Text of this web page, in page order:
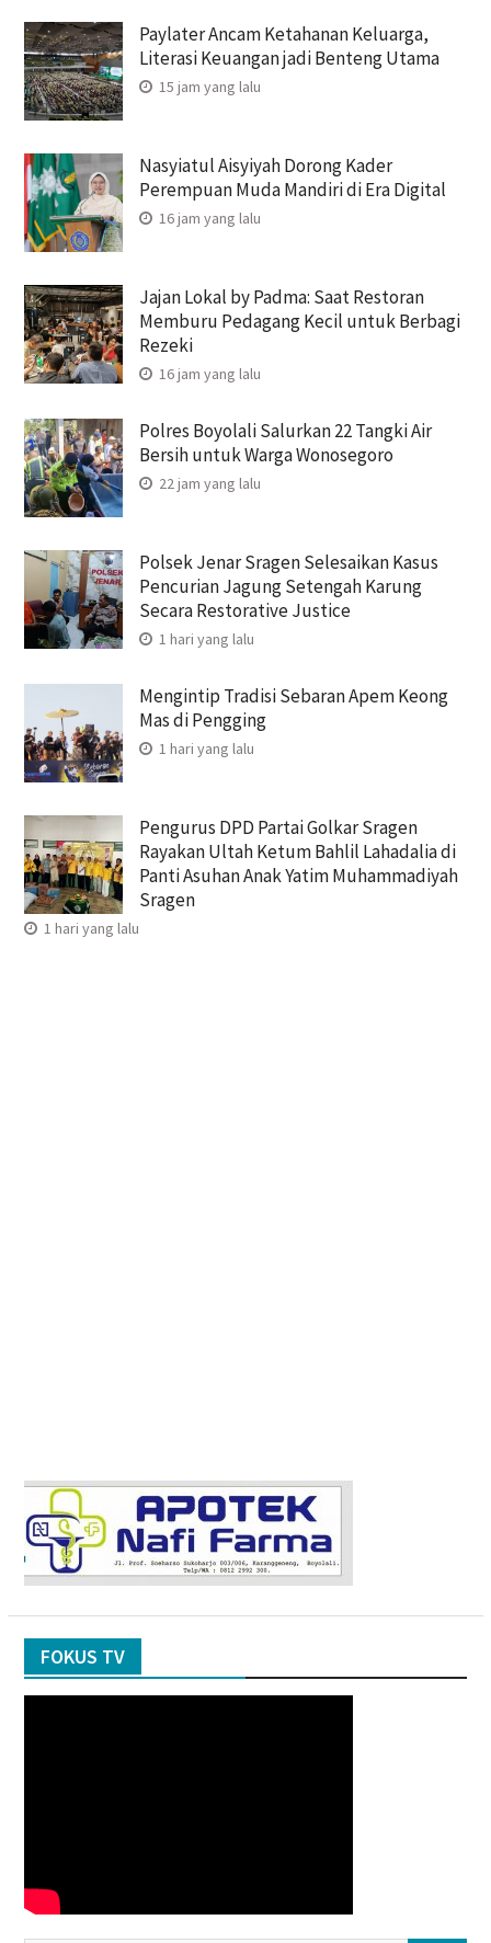
Paylater Ancam Ketahanan Keluarga,
Literasi Keuangan jadi Benteng Utama
15 jam yang lalu
Nasyiatul Aisyiyah Dorong Kader
Perempuan Muda Mandiri di Era Digital
16 jam yang lalu
Jajan Lokal by Padma: Saat Restoran
Memburu Pedagang Kecil untuk Berbagi
Rezeki
16 jam yang lalu
Polres Boyolali Salurkan 22 Tangki Air
Bersih untuk Warga Wonosegoro
22 jam yang lalu
Polsek Jenar Sragen Selesaikan Kasus
Pencurian Jagung Setengah Karung
Secara Restorative Justice
1 hari yang lalu
Mengintip Tradisi Sebaran Apem Keong
Mas di Pengging
1 hari yang lalu
Pengurus DPD Partai Golkar Sragen
Rayakan Ultah Ketum Bahlil Lahadalia di
Panti Asuhan Anak Yatim Muhammadiyah
Sragen
1 hari yang lalu
FOKUS TV